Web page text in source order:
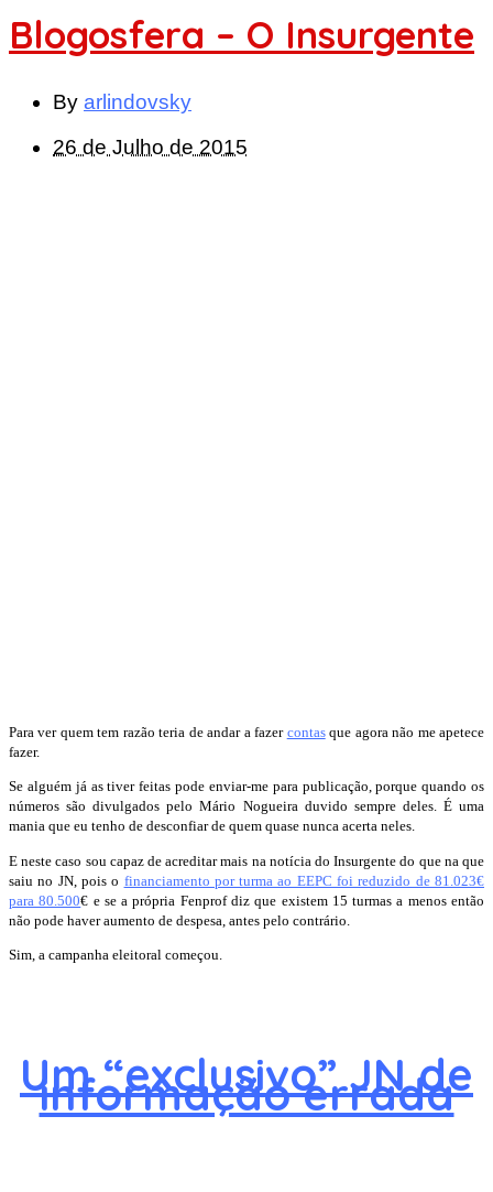
Blogosfera – O Insurgente
By arlindovsky
26 de Julho de 2015
Para ver quem tem razão teria de andar a fazer contasque agora não me apetece
fazer.
Se alguém já as tiver feitas pode enviar-me para publicação, porque quando os
números são divulgados pelo Mário Nogueira duvido sempre deles. É uma
mania que eu tenho de desconfiar de quem quase nunca acerta neles.
E neste caso sou capaz de acreditar mais na notícia do Insurgente do que na que
saiu no JN, pois o financiamento por turma ao EEPC foi reduzido de 81.023€
para 80.500€ e se a própria Fenprof diz que existem 15 turmas a menos então
não pode haver aumento de despesa, antes pelo contrário.
Sim, a campanha eleitoral começou.
Um “exclusivo” JN de
informação errada